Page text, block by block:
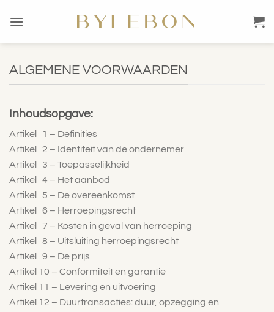
naar
ALGEMENE VOORWAARDEN
Inhoudsopgave:
Artikel 1 – Definities
Artikel 2 – Identiteit van de ondernemer
Artikel 3 – Toepasselijkheid
Artikel 4 – Het aanbod
Artikel 5 – De overeenkomst
Artikel 6 – Herroepingsrecht
Artikel 7 – Kosten in geval van herroeping
Artikel 8 – Uitsluiting herroepingsrecht
Artikel 9 – De prijs
Artikel 10 – Conformiteit en garantie
Artikel 11 – Levering en uitvoering
Artikel 12 – Duurtransacties: duur, opzegging en